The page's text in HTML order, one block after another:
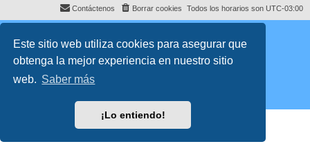
Este sitio web utiliza cookies para asegurar que
obtenga la mejor experiencia en nuestro sitio
web. Saber más
¡Lo entiendo!
Todos los horarios son UTC-03:00
Borrar cookies
Contáctenos
Traducción al español porphpBB España
Abogados Argentinos
Privacidad|Condiciones